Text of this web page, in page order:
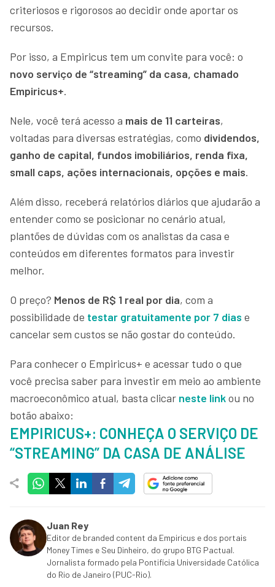
criteriosos e rigorosos ao decidir onde aportar os
recursos.
Por isso, a Empiricus tem um convite para você: o
novo serviço de “streaming” da casa, chamado
Empiricus+.
Nele, você terá acesso a mais de 11 carteiras,
voltadas para diversas estratégias, como dividendos,
ganho de capital, fundos imobiliários, renda fixa,
small caps, ações internacionais, opções e mais.
Além disso, receberá relatórios diários que ajudarão a
entender como se posicionar no cenário atual,
plantões de dúvidas com os analistas da casa e
conteúdos em diferentes formatos para investir
melhor.
O preço? Menos de R$ 1 real por dia, com a
possibilidade de testar gratuitamente por 7 dias e
cancelar sem custos se não gostar do conteúdo.
Para conhecer o Empiricus+ e acessar tudo o que
você precisa saber para investir em meio ao ambiente
macroeconômico atual, basta clicar neste linkou no
botão abaixo:
EMPIRICUS+: CONHEÇA O SERVIÇO DE
“STREAMING” DA CASA DE ANÁLISE
Juan Rey
Editor de branded content da Empiricus e dos portais
Money Times e Seu Dinheiro, do grupo BTG Pactual.
Jornalista formado pela Pontifícia Universidade Católica
do Rio de Janeiro (PUC-Rio).